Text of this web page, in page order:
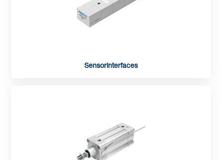
Sensorinterfaces